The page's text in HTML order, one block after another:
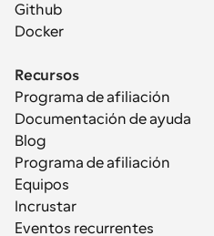
Github
Docker
Recursos
Programa de afiliación
Documentación de ayuda
Blog
Programa de afiliación
Equipos
Incrustar
Eventos recurrentes